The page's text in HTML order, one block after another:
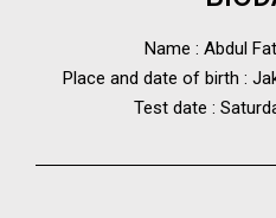
Name : Abdul
Place and date of birth :
Test date :